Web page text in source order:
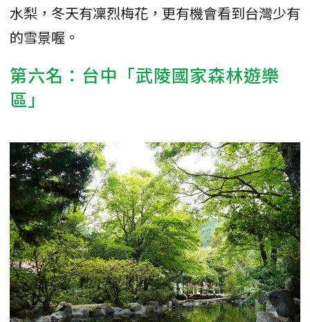
水梨，冬天有凜烈梅花，更有機會看到台灣少有
的雪景喔。
第六名：台中「武陵國家森林遊樂
區」